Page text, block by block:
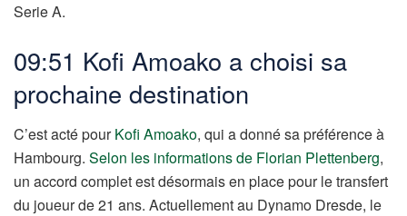
Serie A.
09:51 Kofi Amoako a choisi sa
prochaine destination
C’est acté pourKofi Amoako, qui a donné sa préférence à
Hambourg. Selon les informations de Florian Plettenberg,
un accord complet est désormais en place pour le transfert
du joueur de 21 ans. Actuellement au Dynamo Dresde, le